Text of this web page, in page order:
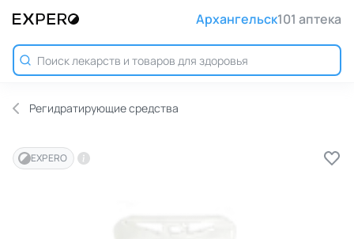
Архангельск101 аптека
Регидратирующие средства
EXPERO